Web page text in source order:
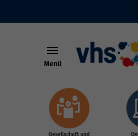
Menü
Gesellschaft und